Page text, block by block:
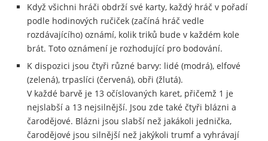
Když všichni hráči obdrží své karty, každý hráč v pořadí
podle hodinových ručiček (začíná hráč vedle
rozdávajícího) oznámí, kolik triků bude v každém kole
brát. Toto oznámení je rozhodující pro bodování.
K dispozici jsou čtyři různé barvy: lidé (modrá), elfové
(zelená), trpaslíci (červená), obři (žlutá).
V každé barvě je 13 očíslovaných karet, přičemž 1 je
nejslabší a 13 nejsilnější. Jsou zde také čtyři blázni a
čarodějové. Blázni jsou slabší než jakákoli jednička,
čarodějové jsou silnější než jakýkoli trumf a vyhrávají